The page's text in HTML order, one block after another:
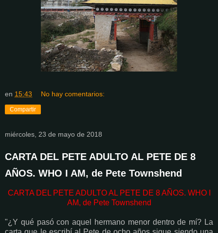
en 15:43 No hay comentarios:
Compartir
miércoles, 23 de mayo de 2018
CARTA DEL PETE ADULTO AL PETE DE 8
AÑOS. WHO I AM, de Pete Townshend
CARTA DEL PETE ADULTO AL PETE DE 8 AÑOS. WHO I
AM, de Pete Townshend
"¿Y qué pasó con aquel hermano menor dentro de mí? La